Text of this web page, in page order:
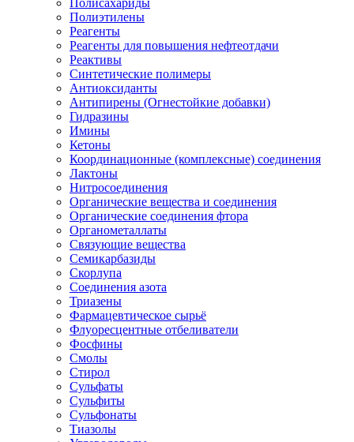
Полисахариды
Полиэтилены
Реагенты
Реагенты для повышения нефтеотдачи
Реактивы
Синтетические полимеры
Антиоксиданты
Антипирены (Огнестойкие добавки)
Гидразины
Имины
Кетоны
Координационные (комплексные) соединения
Лактоны
Нитросоединения
Органические вещества и соединения
Органические соединения фтора
Органометаллаты
Связующие вещества
Семикарбазиды
Скорлупа
Соединения азота
Триазены
Фармацевтическое сырьё
Флуоресцентные отбеливатели
Фосфины
Смолы
Стирол
Сульфаты
Сульфиты
Сульфонаты
Тиазолы